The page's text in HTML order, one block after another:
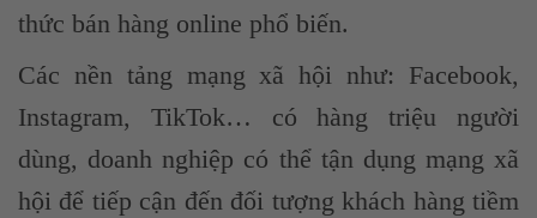
thức bán hàng online phổ biến.
Các nền tảng mạng xã hội như: Facebook,
Instagram, TikTok… có hàng triệu người
dùng, doanh nghiệp có thể tận dụng mạng xã
hội để tiếp cận đến đối tượng khách hàng tiềm